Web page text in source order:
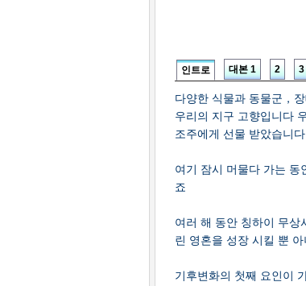
인트로 대본 1 2 3
다양한 식물과 동물군，
우리의 지구 고향입니다
조주에게 선물 받았습니다
여기 잠시 머물다 가는 동
죠
여러 해 동안 칭하이 무상
린 영혼을 성장 시킬 뿐
기후변화의 첫째 요인이